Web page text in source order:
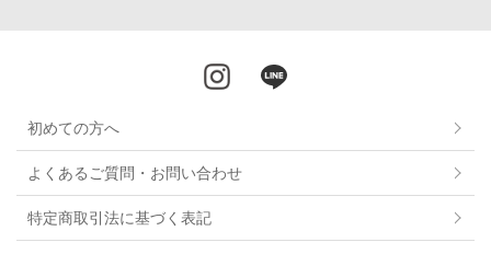
初めての方へ
よくあるご質問・お問い合わせ
特定商取引法に基づく表記